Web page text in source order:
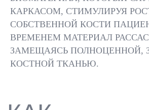
КАРКАСОМ, СТИМУЛИРУЯ
СОБСТВЕННОЙ КОСТИ
ВРЕМЕНЕМ МАТЕРИАЛ
ЗАМЕЩАЯСЬ ПОЛНОЦЕННОЙ,
КОСТНОЙ ТКАНЬЮ.
СОЗДАНИЕ
ДОСТАТОЧНОГО ОБЪЕМА
КОСТИ ДЛЯ НАДЕЖНОЙ
ФИКСАЦИИ ИМПЛАНТАТА